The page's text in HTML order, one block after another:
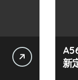
新